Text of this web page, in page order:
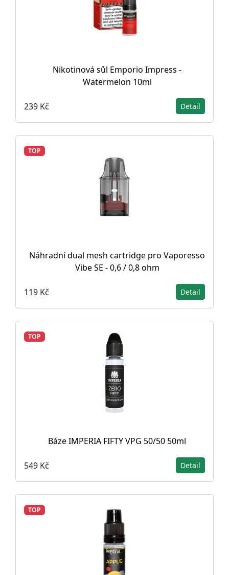
Nikotinová sůl Emporio Impress -
Watermelon 10ml
239 Kč Detail
TOP
Náhradní dual mesh cartridge pro Vaporesso
Vibe SE - 0,6 / 0,8 ohm
119 Kč Detail
TOP
Báze IMPERIA FIFTY VPG 50/50 50ml
549 Kč Detail
TOP